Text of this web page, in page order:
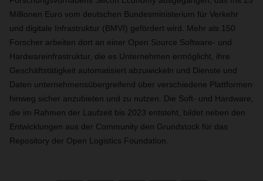
Millionen Euro vom deutschen Bundesministerium für Verkehr
und digitale Infrastruktur (BMVI) gefördert wird. Mehr als 150
Forscher arbeiten dort an einer Open Source Software- und
Hardwareinfrastruktur, die es Unternehmen ermöglicht, ihre
Geschäftstätigkeit automatisiert abzuwickeln und Dienste und
Daten unternehmensübergreifend über verschiedene Plattformen
hinweg sicher anzubieten und zu nutzen. Die Soft- und Hardware,
die im Rahmen der Laufzeit bis 2023 entsteht, bildet neben den
Entwicklungen aus der Community den Grundstock für das
Repository der Open Logistics Foundation.